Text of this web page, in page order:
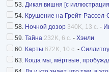
53. Дикая вишня [с
54. Крушение на Грейт-Рассел-
58. Ночной дозор 340K, 13 с. -
59. Тайна 232K, 6 с. - Хэнли
60. Карты 672K, 10 с. - Силлитоу
63. Когда мы, мёртвые,